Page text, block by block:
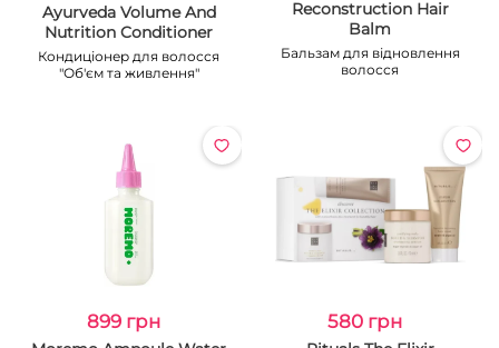
Ayurveda Volume And
Nutrition Conditioner
Кондиціонер для волосся
"Об'єм та живлення"
Reconstruction Hair
Balm
Бальзам для відновлення
волосся
899 грн 580 грн